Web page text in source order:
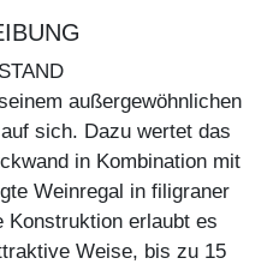
außergewöhnlichen
sich. Dazu wertet das
in Kombination mit
Weinregal in filigraner
erlaubt es
Weise, bis zu 15